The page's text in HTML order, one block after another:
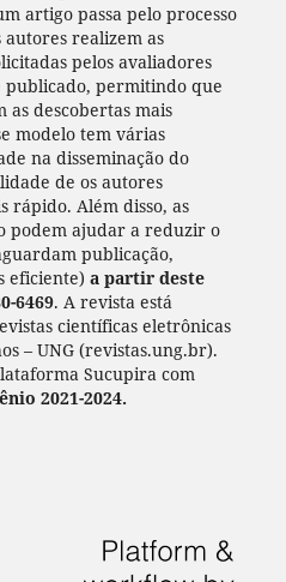
artigo passa pelo processo
realizem as
pelos avaliadores
permitindo que
as descobertas mais
modelo tem várias
na disseminação do
de os autores
rápido. Além disso, as
podem ajudar a reduzir o
publicação,
eficiente) a partir deste
6469. A revista está
científicas eletrônicas
– UNG (revistas.ung.br).
Sucupira com
2021-2024.